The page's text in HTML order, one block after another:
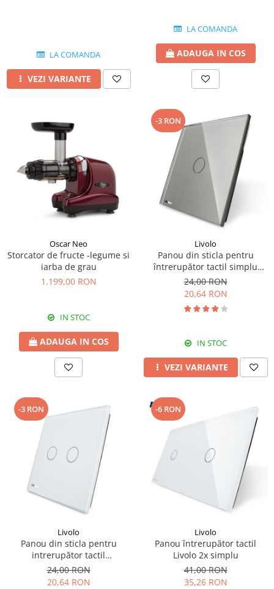
LA COMANDA
VEZI VARIANTE
LA COMANDA
ADAUGA IN COS
Oscar Neo
Storcator de fructe -legume si
iarba de grau
1.199,00 RON
IN STOC
ADAUGA IN COS
-3 RON
Livolo
Panou din sticla pentru
întrerupător tactil simplu
Livolo
24,00 RON
20,64 RON
IN STOC
VEZI VARIANTE
-3 RON
Livolo
Panou din sticla pentru
intrerupător tactil
dublu,Livolo
24,00 RON
20,64 RON
-6 RON
Livolo
Panou întrerupător tactil
Livolo 2x simplu
41,00 RON
35,26 RON